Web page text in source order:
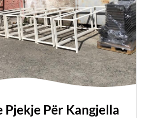
Pjekje Për Kangjella